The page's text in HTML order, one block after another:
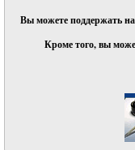
Вы можете поддержать
Кроме того, вы